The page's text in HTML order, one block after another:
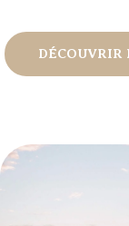
DÉCOUVRIR